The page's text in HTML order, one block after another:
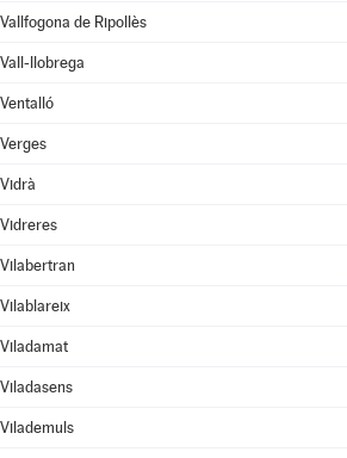
Vallfogona de Ripollès
Vall-llobrega
Ventalló
Verges
Vidrà
Vidreres
Vilabertran
Vilablareix
Viladamat
Viladasens
Vilademuls